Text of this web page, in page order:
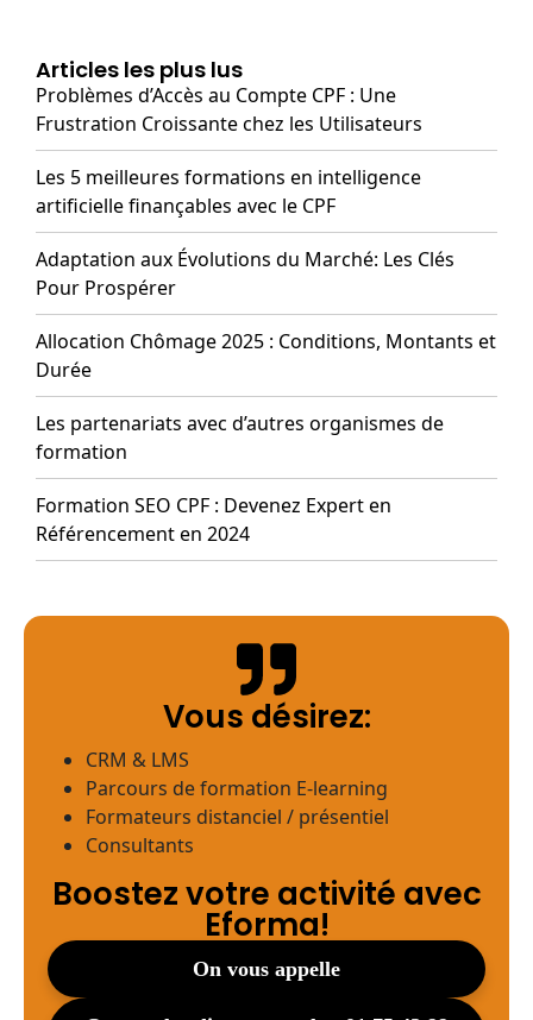
Articles les plus lus
Problèmes d’Accès au Compte CPF : Une
Frustration Croissante chez les Utilisateurs
Les 5 meilleures formations en intelligence
artificielle finançables avec le CPF
Adaptation aux Évolutions du Marché: Les Clés
Pour Prospérer
Allocation Chômage 2025 : Conditions, Montants et
Durée
Les partenariats avec d’autres organismes de
formation
Formation SEO CPF : Devenez Expert en
Référencement en 2024
Vous désirez:
CRM & LMS
Parcours de formation E-learning
Formateurs distanciel / présentiel
Consultants
Boostez votre activité avec
Eforma!
on vous appelle